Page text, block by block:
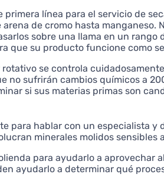
línea para el servicio de
de cromo hasta manganeso.
sobre una llama en un
que su producto funcione como
se controla
no sufrirán cambios químicos a
si sus materias primas son
para hablar con un especialista y
minerales molidos sensibles
para ayudarlo a
ayudarlo a determinar qué